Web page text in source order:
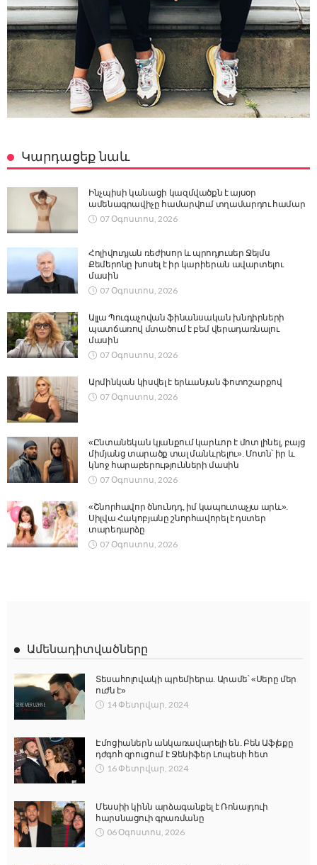
Կարդացեք նաև
Ինչպիսի կանացի կազմվածքն է այսօր
ամենագրավիչը համարվում տղամարդու համար
07 Օգոստոս, 2026
Հոլիվուդյան ռեժիսոր և պրոդյուսեր Ջեյմս
Քեմերոնը խոսել է իր կարիերան ավարտելու
մասին
07 Օգոստոս, 2026
Ալլա Պուգաչովան ֆինանսական խնդիրների
պատճառով մտածում է բեմ վերադառնալու
մասին
07 Օգոստոս, 2026
Արմինկան կիսվել է երևանյան ֆոտոշարքով
07 Օգոստոս, 2026
«Ընտանեկան կյանքում կարևոր է մոտ լինել, բայց
միմյանց տարածք տալ մանևրելու». Մոտն՝ իր և
կնոջ հարաբերությունների մասին
07 Օգոստոս, 2026
«Շնորհավոր ծնունդդ, իմ կապուտաչյա արև».
Սիլվա Հակոբյանը շնորհավորել է դստեր
տարեդարձը
07 Օգոստոս, 2026
Ամենադիտվածները
Տեսահոլովակի պրեմիերա. Արամե՝ «Սերը մեր
ուժն է»
14 Փետրվար, 2024
Էմոցիաներն անկառավարելի են. Բեն Աֆլեքը
դժգոհ զրուցում է Ջենիֆեր Լոպեսի հետ
16 Փետրվար, 2024
Մեսսիի կինն արձագանքել է Ռոնալդուի
հարսնացուի գրառմանը
06 Օգոստոս, 2026